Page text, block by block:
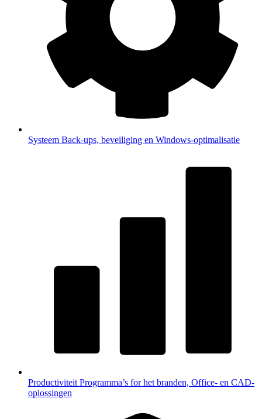
Systeem Back-ups, beveiliging en Windows-optimalisatie
Productiviteit Programma’s for het branden, Office- en CAD-
oplossingen